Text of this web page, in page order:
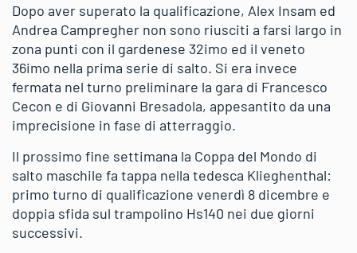
Dopo aver superato la qualificazione, Alex Insam ed
Andrea Campregher non sono riusciti a farsi largo in
zona punti con il gardenese 32imo ed il veneto
36imo nella prima serie di salto. Si era invece
fermata nel turno preliminare la gara di Francesco
Cecon e di Giovanni Bresadola, appesantito da una
imprecisione in fase di atterraggio.
Il prossimo fine settimana la Coppa del Mondo di
salto maschile fa tappa nella tedesca Klieghenthal:
primo turno di qualificazione venerdì 8 dicembre e
doppia sfida sul trampolino Hs140 nei due giorni
successivi.